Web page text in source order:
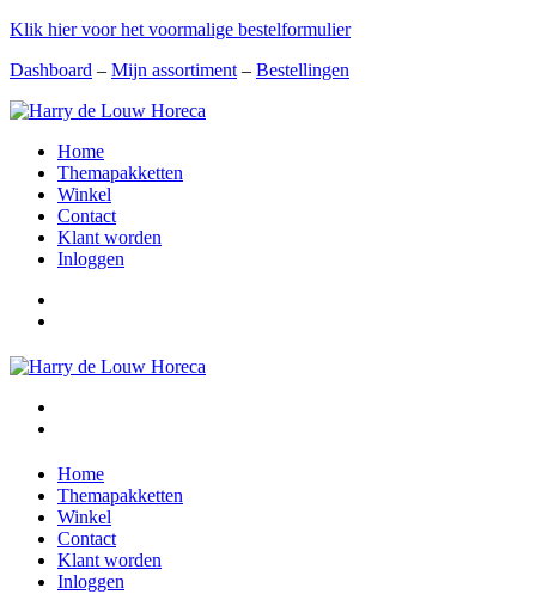
Klik hier voor het voormalige bestelformulier
Dashboard – Mijn assortiment – Bestellingen
Home
Themapakketten
Winkel
Contact
Klant worden
Inloggen
Home
Themapakketten
Winkel
Contact
Klant worden
Inloggen